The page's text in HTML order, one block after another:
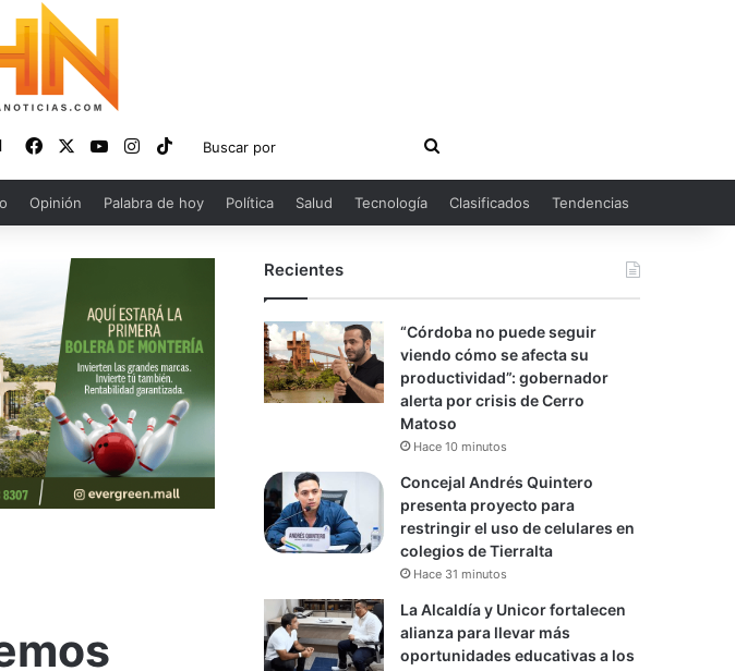
FacebookYouTubeInstagram
TikTok
Buscar
por
Opinión Palabra de hoy Política Salud Tecnología Clasificados Tendencias
Recientes
“Córdoba no puede seguir
viendo cómo se afecta su
productividad”: gobernador
alerta por crisis de Cerro
Matoso
Hace 10 minutos
Concejal Andrés Quintero
presenta proyecto para
restringir el uso de celulares en
colegios de Tierralta
Hace 31 minutos
La Alcaldía y Unicor fortalecen
alianza para llevar más
oportunidades educativas a los